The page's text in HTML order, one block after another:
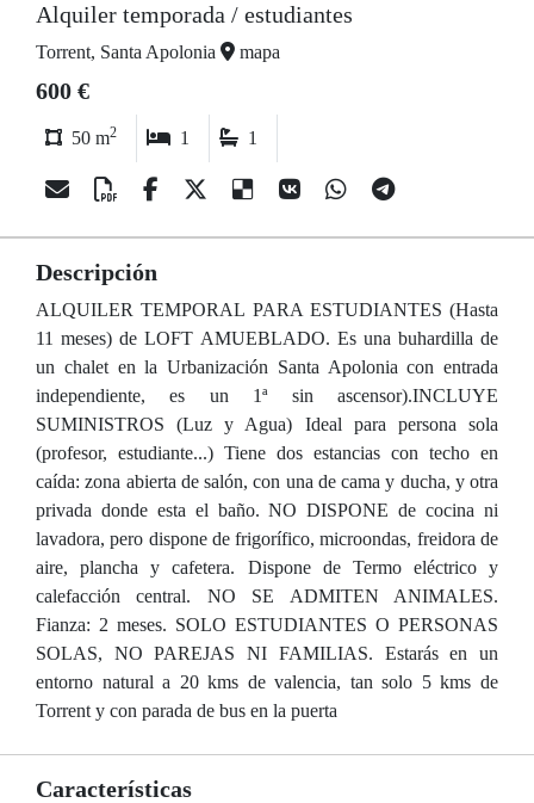
Alquiler temporada / estudiantes
Torrent, Santa Apolonia mapa
600 €
50 m2 1 1
Descripción
ALQUILER TEMPORAL PARA ESTUDIANTES (Hasta
11 meses) de LOFT AMUEBLADO. Es una buhardilla de
un chalet en la Urbanización Santa Apolonia con entrada
independiente, es un 1ª sin ascensor).INCLUYE
SUMINISTROS (Luz y Agua) Ideal para persona sola
(profesor, estudiante...) Tiene dos estancias con techo en
caída: zona abierta de salón, con una de cama y ducha, y otra
privada donde esta el baño. NO DISPONE de cocina ni
lavadora, pero dispone de frigorífico, microondas, freidora de
aire, plancha y cafetera. Dispone de Termo eléctrico y
calefacción central. NO SE ADMITEN ANIMALES.
Fianza: 2 meses. SOLO ESTUDIANTES O PERSONAS
SOLAS, NO PAREJAS NI FAMILIAS. Estarás en un
entorno natural a 20 kms de valencia, tan solo 5 kms de
Torrent y con parada de bus en la puerta
Características